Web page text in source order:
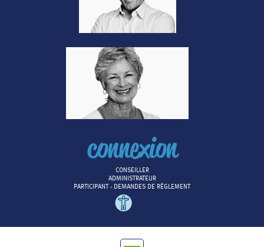
connexion
CONSEILLER
ADMINISTRATEUR
PARTICIPANT - DEMANDES DE RÈGLEMENT